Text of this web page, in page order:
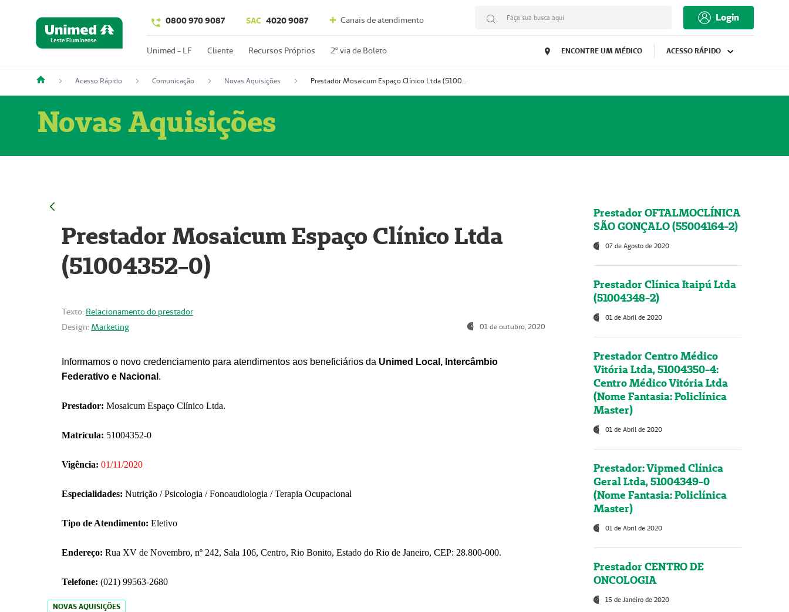
0800 970 9087 SAC 4020 9087 Canais de atendimento Faça sua busca aqui Login
Unimed - LF Cliente Recursos Próprios 2º via de Boleto ENCONTRE UM MÉDICO ACESSO RÁPIDO
Acesso Rápido Comunicação Novas Aquisições Prestador Mosaicum Espaço Clínico Ltda (51004352-0)
Novas Aquisições
Prestador Mosaicum Espaço Clínico Ltda
(51004352-0)
Texto: Relacionamento do prestador
Design: Marketing 01 de outubro, 2020
Informamos o novo credenciamento para atendimentos aos beneficiários da Unimed Local, Intercâmbio
Federativo e Nacional .
Prestador: Mosaicum Espaço Clínico Ltda.
Matrícula: 51004352-0
Vigência: 01/11/2020
Especialidades: Nutrição / Psicologia / Fonoaudiologia / Terapia Ocupacional
Tipo de Atendimento: Eletivo
Endereço: Rua XV de Novembro, nº 242, Sala 106, Centro, Rio Bonito, Estado do Rio de Janeiro, CEP: 28.800-000.
Telefone: (021) 99563-2680
NOVAS AQUISIÇÕES
Prestador OFTALMOCLÍNICA
SÃO GONÇALO (55004164-2)
07 de Agosto de 2020
Prestador Clínica Itaipú Ltda
(51004348-2)
01 de Abril de 2020
Prestador Centro Médico
Vitória Ltda, 51004350-4:
Centro Médico Vitória Ltda
(Nome Fantasia: Policlínica
Master)
01 de Abril de 2020
Prestador: Vipmed Clínica
Geral Ltda, 51004349-0
(Nome Fantasia: Policlínica
Master)
01 de Abril de 2020
Prestador CENTRO DE
ONCOLOGIA
15 de Janeiro de 2020